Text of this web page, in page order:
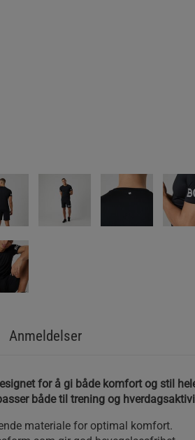
Anmeldelser
for å gi både komfort og stil
både til trening og
materiale for optimal komfort.